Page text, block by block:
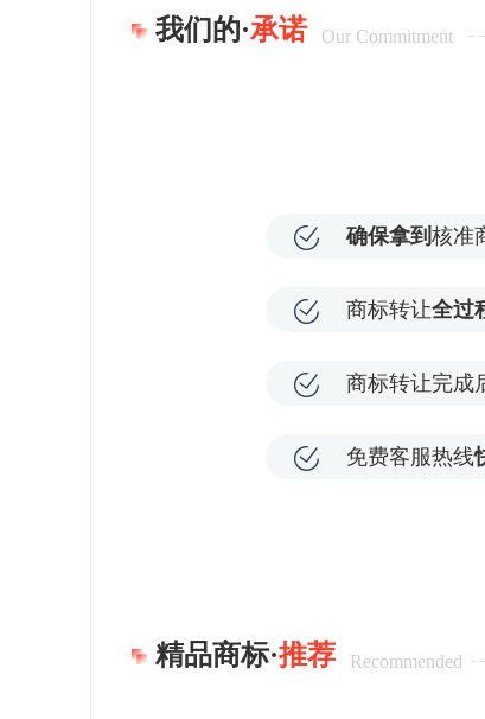
我们的·承诺 Our Commitment
确保拿到 核准
商标转让全过
商标转让完成
免费客服热线
精品商标·推荐 Recommended